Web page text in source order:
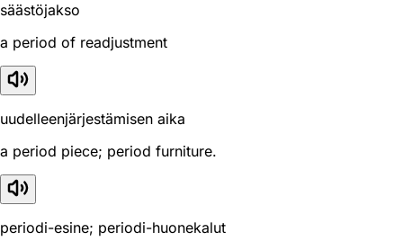
säästöjakso
a period of readjustment
uudelleenjärjestämisen aika
a period piece; period furniture.
periodi-esine; periodi-huonekalut